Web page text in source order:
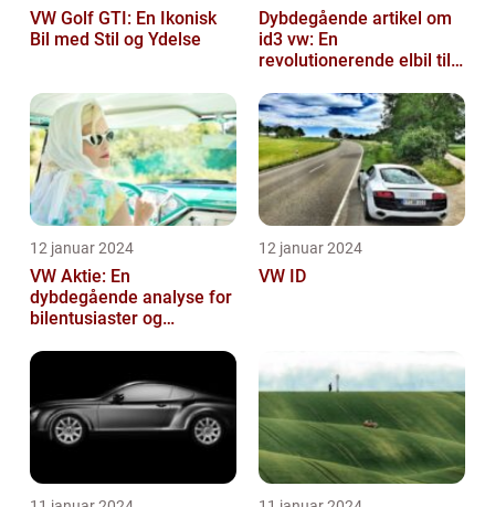
VW Golf GTI: En Ikonisk
Bil med Stil og Ydelse
Dybdegående artikel om
id3 vw: En
revolutionerende elbil til
12 januar 2024
VW Aktie: En
dybdegående analyse for
bilentusiaster og
12 januar 2024
VW ID